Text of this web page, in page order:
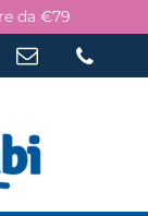
da €79